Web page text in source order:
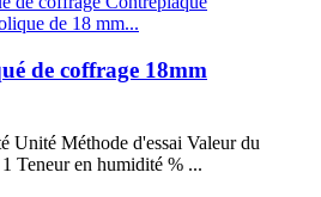
de coffrage 18mm
Unité Méthode d'essai Valeur du
Teneur en humidité % ...